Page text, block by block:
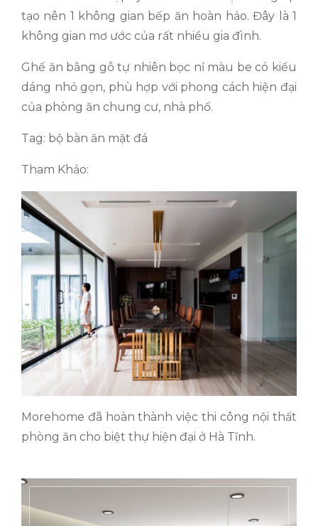
tạo nên 1 không gian bếp ăn hoàn hảo. Đây là 1
không gian mơ ước của rất nhiều gia đình.
Ghế ăn bằng gỗ tự nhiên bọc nỉ màu be có kiểu
dáng nhỏ gọn, phù hợp với phong cách hiện đại
của phòng ăn chung cư, nhà phố.
Tag: bộ bàn ăn mặt đá
Tham Khảo:
Morehome đã hoàn thành việc thi công nội thất
phòng ăn cho biệt thự hiện đại ở Hà Tĩnh.